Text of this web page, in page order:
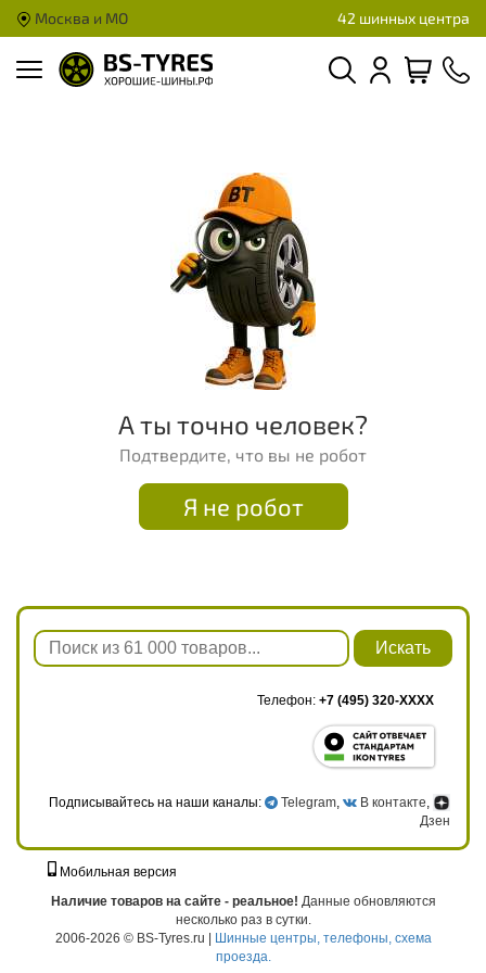
Москва и МО 42 шинных центра
А ты точно человек?
Подтвердите, что вы не робот
Я не робот
Искать
Телефон: +7 (495) 320-XXXX
Подписывайтесь на наши каналы: Telegram , В контакте
Дзен
Мобильная версия
Наличие товаров на сайте - реальное! Данные обновляются
несколько раз в сутки.
2006-2026 © BS-Tyres.ru | Шинные центры, телефоны, схема
проезда.